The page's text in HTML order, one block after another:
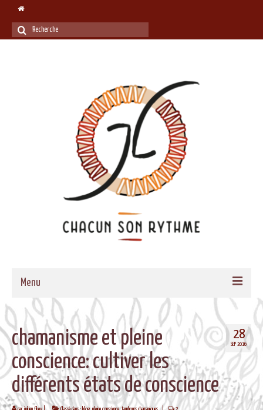
Rechercher
:
Menu
ACCUEIL
QUI SOMMES-NOUS
NOS PROPOSITIONS
TAMBOURS MEDECINE
28
SEP 2016
chamanisme et pleine
conscience: cultiver les
différents états de conscience